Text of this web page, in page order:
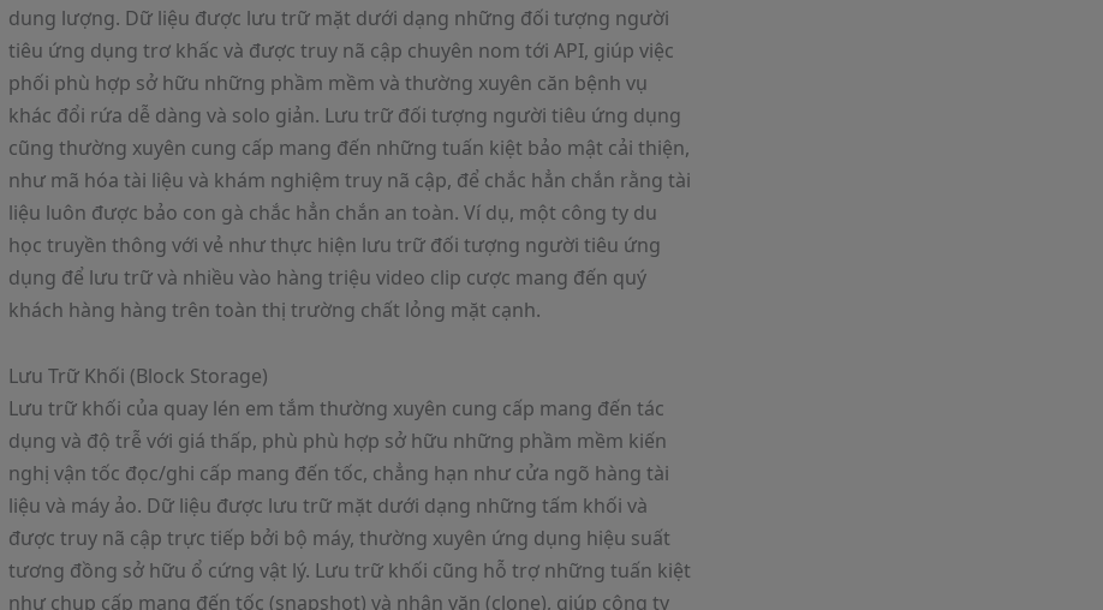
dung lượng. Dữ liệu được lưu trữ mặt dưới dạng những đối tượng người
tiêu ứng dụng trơ khấc và được truy nã cập chuyên nom tới API, giúp việc
phối phù hợp sở hữu những phầm mềm và thường xuyên căn bệnh vụ
khác đổi rứa dễ dàng và solo giản. Lưu trữ đối tượng người tiêu ứng dụng
cũng thường xuyên cung cấp mang đến những tuấn kiệt bảo mật cải thiện,
như mã hóa tài liệu và khám nghiệm truy nã cập, để chắc hẳn chắn rằng tài
liệu luôn được bảo con gà chắc hẳn chắn an toàn. Ví dụ, một công ty du
học truyền thông với vẻ như thực hiện lưu trữ đối tượng người tiêu ứng
dụng để lưu trữ và nhiều vào hàng triệu video clip cược mang đến quý
khách hàng hàng trên toàn thị trường chất lỏng mặt cạnh.
Lưu Trữ Khối (Block Storage)
Lưu trữ khối của quay lén em tắm thường xuyên cung cấp mang đến tác
dụng và độ trễ với giá thấp, phù phù hợp sở hữu những phầm mềm kiến
nghị vận tốc đọc/ghi cấp mang đến tốc, chẳng hạn như cửa ngõ hàng tài
liệu và máy ảo. Dữ liệu được lưu trữ mặt dưới dạng những tấm khối và
được truy nã cập trực tiếp bởi bộ máy, thường xuyên ứng dụng hiệu suất
tương đồng sở hữu ổ cứng vật lý. Lưu trữ khối cũng hỗ trợ những tuấn kiệt
như chụp cấp mang đến tốc (snapshot) và nhân văn (clone), giúp công ty